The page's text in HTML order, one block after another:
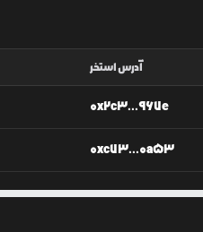
آدرس استخر
0x2c3...967e
0xc73...0a53